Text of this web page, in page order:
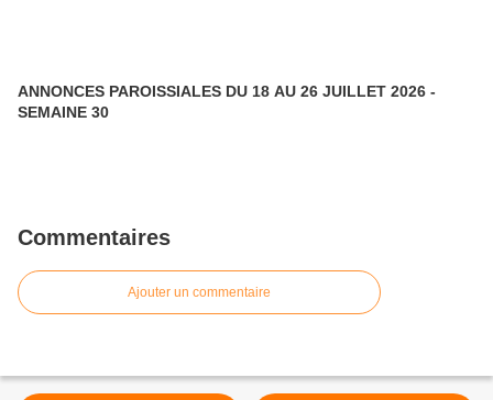
ANNONCES PAROISSIALES DU 18 AU 26 JUILLET 2026 -
SEMAINE 30
Commentaires
Ajouter un commentaire